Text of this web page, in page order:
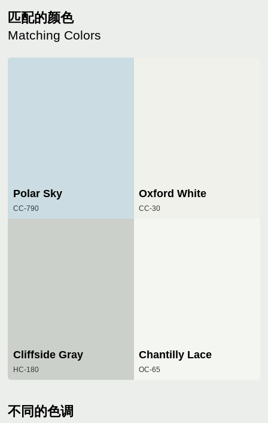
匹配的颜色
Matching Colors
Polar Sky
CC-790
Oxford White
CC-30
Cliffside Gray
HC-180
Chantilly Lace
OC-65
不同的色调